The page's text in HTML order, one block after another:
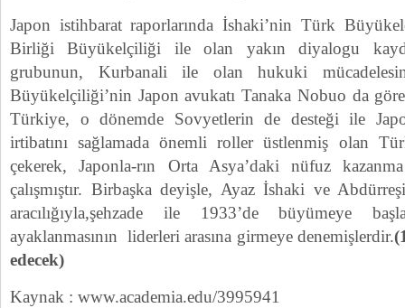
Japon istihbarat raporlarında İshaki’nin Türk
Birliği Büyükelçiliği ile olan yakın diyalogu
grubunun, Kurbanali ile olan hukuki
Büyükelçiliği’nin Japon avukatı Tanaka Nobuo da
Türkiye, o dönemde Sovyetlerin de desteği ile
irtibatını sağlamada önemli roller üstlenmiş olan
çekerek, Japonla-rın Orta Asya’daki nüfuz kazanma
çalışmıştır. Birbaşka deyişle, Ayaz İshaki ve
aracılığıyla,şehzade ile 1933’de büyümeye
ayaklanmasının liderleri arasına girmeye denemişlerdir.
edecek)
Kaynak : www.academia.edu/3995941